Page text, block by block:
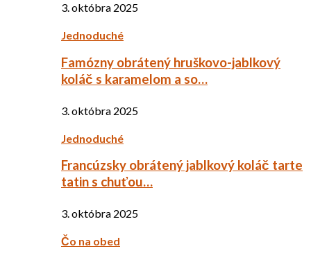
3. októbra 2025
Jednoduché
Famózny obrátený hruškovo-jablkový
koláč s karamelom a so…
3. októbra 2025
Jednoduché
Francúzsky obrátený jablkový koláč tarte
tatin s chuťou…
3. októbra 2025
Čo na obed